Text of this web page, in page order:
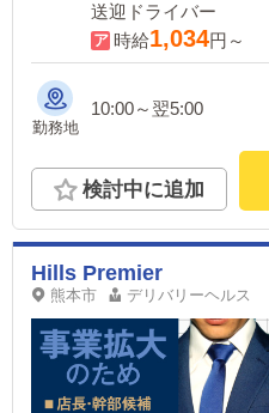
送迎ドライバー
時給1,034円～
勤務地
10:00～翌5:00
検討中に追加
Hills Premier
熊本市 デリバリーヘルス